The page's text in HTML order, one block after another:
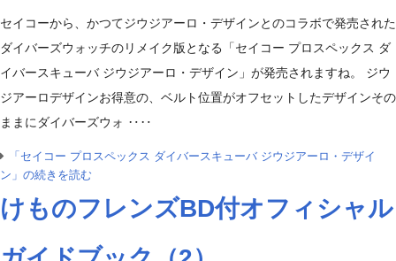
セイコーから、かつてジウジアーロ・デザインとのコラボで発売された
ダイバーズウォッチのリメイク版となる「セイコー プロスペックス ダ
イバースキューバ ジウジアーロ・デザイン」が発売されますね。 ジウ
ジアーロデザインお得意の、ベルト位置がオフセットしたデザインその
ままにダイバーズウォ ‥‥
「セイコー プロスペックス ダイバースキューバ ジウジアーロ・デザイ
ン」の続きを読む
けものフレンズBD付オフィシャル